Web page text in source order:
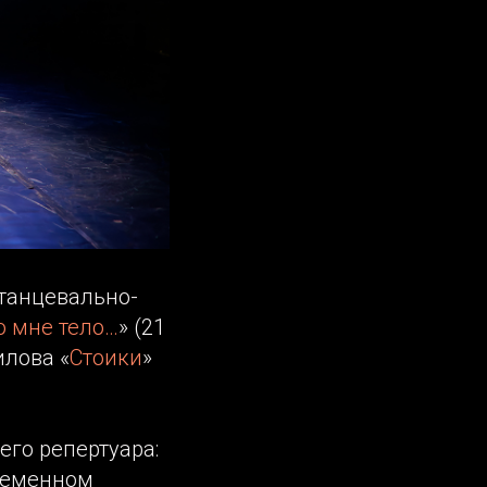
мне тело…» (21
«Стоики»
репертуара: